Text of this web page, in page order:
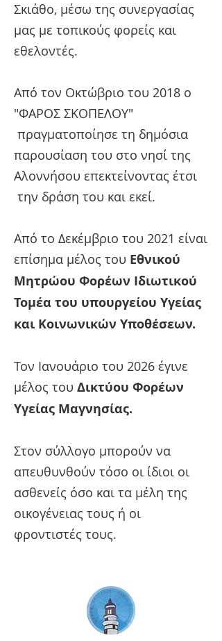
Σκιάθο, μέσω της συνεργασίας
μας με τοπικούς φορείς και
εθελοντές.
Από τον Οκτώβριο του 2018 ο
"ΦΑΡΟΣ ΣΚΟΠΕΛΟΥ"
πραγματοποίησε τη δημόσια
παρουσίαση του στο νησί της
Αλοννήσου επεκτείνοντας έτσι
την δράση του και εκεί.
Από το Δεκέμβριο του 2021 είναι
επίσημα μέλος του Εθνικού
Μητρώου Φορέων Ιδιωτικού
Τομέα του υπουργείου Υγείας
και Κοινωνικών Υποθέσεων.
Τον Ιανουάριο του 2026 έγινε
μέλος του Δικτύου Φορέων
Υγείας Μαγνησίας.
Στον σύλλογο μπορούν να
απευθυνθούν τόσο οι ίδιοι οι
ασθενείς όσο και τα μέλη της
οικογένειας τους ή οι
φροντιστές τους.